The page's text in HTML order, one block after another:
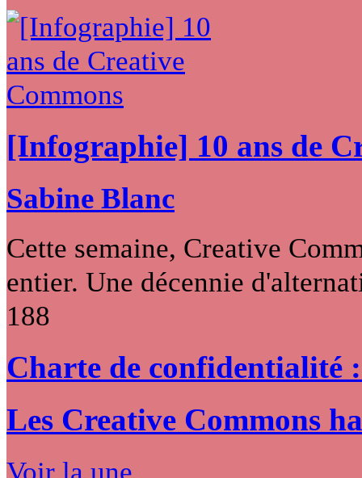
[Infographie] 10 ans de
Sabine Blanc
Cette semaine, Creative
entier. Une décennie
188
Charte de confidentialité
Les Creative Commons